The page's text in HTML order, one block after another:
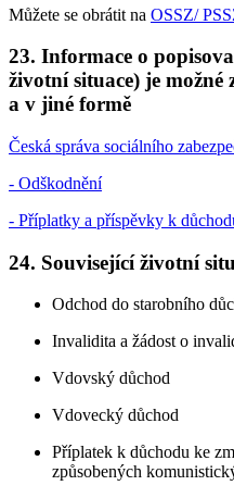
Můžete se obrátit na OSSZ/
23. Informace o
životní situace) je
a v jiné formě
Česká správa sociálního
- Odškodnění
- Příplatky a příspěvky k
24. Související životní
Odchod do starobního
Invalidita a žádost o
Vdovský důchod
Vdovecký důchod
Příplatek k důchodu ke
způsobených